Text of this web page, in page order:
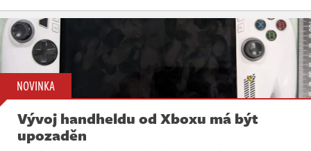
NOVINKA
Vývoj handheldu od Xboxu má být
upozaděn